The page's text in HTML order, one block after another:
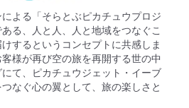
よる「そらとぶピカチュウプロジ
る、人と人、人と地域をつなぐこ
するというコンセプトに共感しま
様が再び空の旅を再開する世の中
て、ピカチュウジェット・イーブ
なぐ心の翼として、旅の楽しさと